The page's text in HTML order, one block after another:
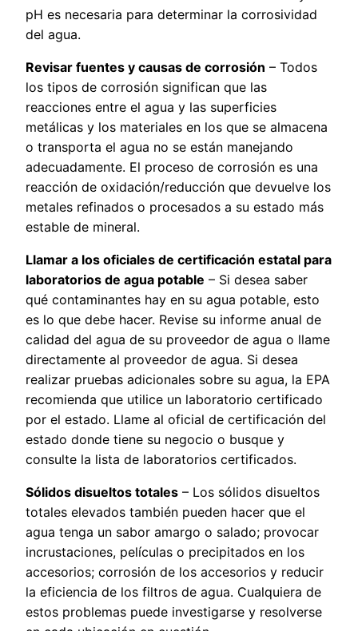
pH es necesaria para determinar la corrosividad
del agua.
Revisar fuentes y causas de corrosión – Todos
los tipos de corrosión significan que las
reacciones entre el agua y las superficies
metálicas y los materiales en los que se almacena
o transporta el agua no se están manejando
adecuadamente. El proceso de corrosión es una
reacción de oxidación/reducción que devuelve los
metales refinados o procesados a su estado más
estable de mineral.
Llamar a los oficiales de certificación estatal para
laboratorios de agua potable – Si desea saber
qué contaminantes hay en su agua potable, esto
es lo que debe hacer. Revise su informe anual de
calidad del agua de su proveedor de agua o llame
directamente al proveedor de agua. Si desea
realizar pruebas adicionales sobre su agua, la EPA
recomienda que utilice un laboratorio certificado
por el estado. Llame al oficial de certificación del
estado donde tiene su negocio o busque y
consulte la lista de laboratorios certificados.
Sólidos disueltos totales – Los sólidos disueltos
totales elevados también pueden hacer que el
agua tenga un sabor amargo o salado; provocar
incrustaciones, películas o precipitados en los
accesorios; corrosión de los accesorios y reducir
la eficiencia de los filtros de agua. Cualquiera de
estos problemas puede investigarse y resolverse